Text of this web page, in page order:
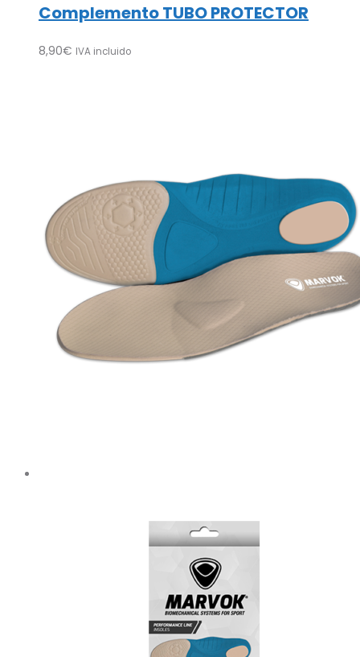
Complemento TUBO PROTECTOR
8,90€ IVA incluido